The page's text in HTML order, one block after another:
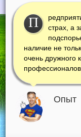
П
страх, а
наличие не
очень дружного
Опыт